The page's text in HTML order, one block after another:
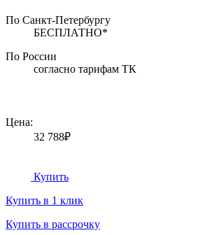
По Санкт-Петербургу
БЕСПЛАТНО*
По России
согласно тарифам ТК
Цена:
32 788₽
Купить
Купить в 1 клик
Купить в рассрочку